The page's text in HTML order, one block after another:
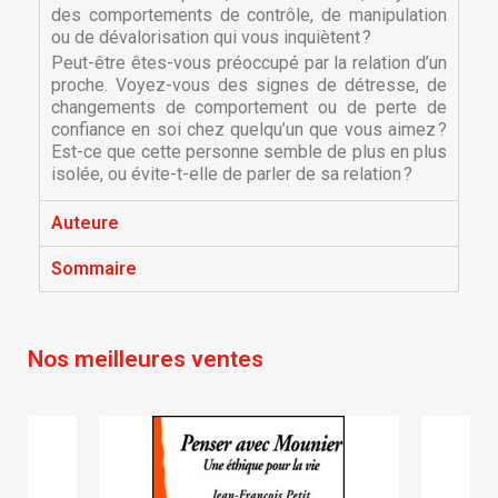
Ajouter à ma liste d'envies ×
add_circle_outline Créer une nouvelle liste
Créer une liste d'envies
Nom de la liste d'envies
Connexion ×
Vous devez être connecté pour ajouter des produits
des comportements de contrôle, de manipulation
ou de dévalorisation qui vous inquiètent ?
Peut-être êtes-vous préoccupé par la relation d’un
proche. Voyez-vous des signes de détresse, de
changements de comportement ou de perte de
confiance en soi chez quelqu’un que vous aimez ?
Est-ce que cette personne semble de plus en plus
isolée, ou évite-t-elle de parler de sa relation ?
Auteure
Sommaire
Nos meilleures ventes